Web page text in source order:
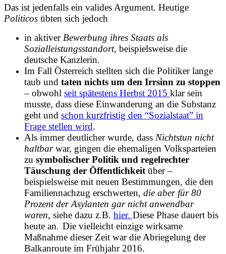
Das ist jedenfalls ein valides Argument. Heutige
Politicos übten sich jedoch
in aktiver Bewerbung ihres Staats als
Sozialleistungsstandort, beispielsweise die
deutsche Kanzlerin.
Im Fall Österreich stellten sich die Politiker lange
taub und taten nichts um den Irrsinn zu stoppen
– obwohl seit spätestens Herbst 2015 klar sein
musste, dass diese Einwanderung an die Substanz
geht und schon kurzfristig den “Sozialstaat” in
Frage stellen wird.
Als immer deutlicher wurde, dass Nichtstun nicht
haltbarwar, gingen die ehemaligen Volksparteien
zu symbolischer Politik und regelrechter
Täuschung der Öffentlichkeit über –
beispielsweise mit neuen Bestimmungen, die den
Familiennachzug erschwerten, die aber für 80
Prozent der Asylanten gar nicht anwendbar
waren, siehe dazu z.B. hier. Diese Phase dauert bis
heute an. Die vielleicht einzige wirksame
Maßnahme dieser Zeit war die Abriegelung der
Balkanroute im Frühjahr 2016.